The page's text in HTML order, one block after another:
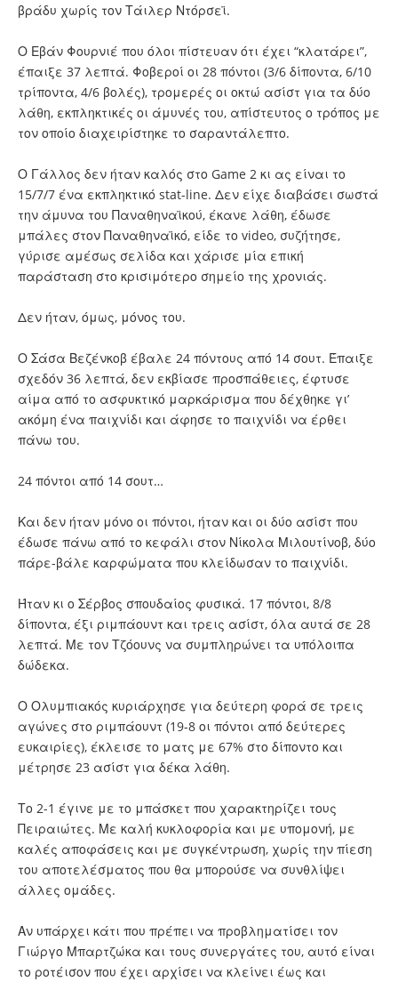
βράδυ χωρίς τον Τάιλερ Ντόρσεϊ.
Ο Εβάν Φουρνιέ που όλοι πίστευαν ότι έχει “κλατάρει”,
έπαιξε 37 λεπτά. Φοβεροί οι 28 πόντοι (3/6 δίποντα, 6/10
τρίποντα, 4/6 βολές), τρομερές οι οκτώ ασίστ για τα δύο
λάθη, εκπληκτικές οι άμυνές του, απίστευτος ο τρόπος με
τον οποίο διαχειρίστηκε το σαραντάλεπτο.
Ο Γάλλος δεν ήταν καλός στο Game 2 κι ας είναι το
15/7/7 ένα εκπληκτικό stat-line. Δεν είχε διαβάσει σωστά
την άμυνα του Παναθηναϊκού, έκανε λάθη, έδωσε
μπάλες στον Παναθηναϊκό, είδε το video, συζήτησε,
γύρισε αμέσως σελίδα και χάρισε μία επική
παράσταση στο κρισιμότερο σημείο της χρονιάς.
Δεν ήταν, όμως, μόνος του.
Ο Σάσα Βεζένκοβ έβαλε 24 πόντους από 14 σουτ. Έπαιξε
σχεδόν 36 λεπτά, δεν εκβίασε προσπάθειες, έφτυσε
αίμα από το ασφυκτικό μαρκάρισμα που δέχθηκε γι’
ακόμη ένα παιχνίδι και άφησε το παιχνίδι να έρθει
πάνω του.
24 πόντοι από 14 σουτ…
Και δεν ήταν μόνο οι πόντοι, ήταν και οι δύο ασίστ που
έδωσε πάνω από το κεφάλι στον Νίκολα Μιλουτίνοβ, δύο
πάρε-βάλε καρφώματα που κλείδωσαν το παιχνίδι.
Ήταν κι ο Σέρβος σπουδαίος φυσικά. 17 πόντοι, 8/8
δίποντα, έξι ριμπάουντ και τρεις ασίστ, όλα αυτά σε 28
λεπτά. Με τον Τζόουνς να συμπληρώνει τα υπόλοιπα
δώδεκα.
Ο Ολυμπιακός κυριάρχησε για δεύτερη φορά σε τρεις
αγώνες στο ριμπάουντ (19-8 οι πόντοι από δεύτερες
ευκαιρίες), έκλεισε το ματς με 67% στο δίποντο και
μέτρησε 23 ασίστ για δέκα λάθη.
Το 2-1 έγινε με το μπάσκετ που χαρακτηρίζει τους
Πειραιώτες. Με καλή κυκλοφορία και με υπομονή, με
καλές αποφάσεις και με συγκέντρωση, χωρίς την πίεση
του αποτελέσματος που θα μπορούσε να συνθλίψει
άλλες ομάδες.
Αν υπάρχει κάτι που πρέπει να προβληματίσει τον
Γιώργο Μπαρτζώκα και τους συνεργάτες του, αυτό είναι
το ροτέισον που έχει αρχίσει να κλείνει έως και